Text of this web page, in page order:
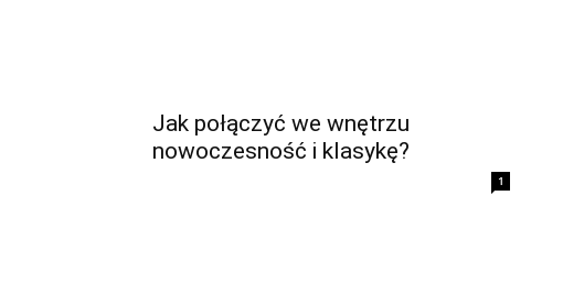
Jak połączyć we wnętrzu
nowoczesność i klasykę?
1